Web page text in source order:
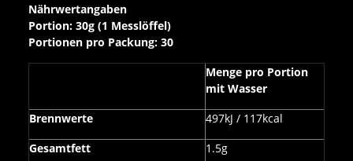
Nährwertangaben
Portion: 30g (1 Messlöffel)
Portionen pro Packung: 30
Menge pro Portion
mit Wasser
Brennwerte
497kJ / 117kcal
Gesamtfett
1.5g